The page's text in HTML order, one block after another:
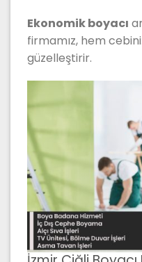
Ekonomik boyacı
firmamız, hem
güzelleştirir.